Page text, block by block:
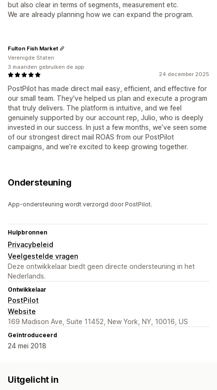
but also clear in terms of segments, measurement etc.
We are already planning how we can expand the program.
24 december 2025
PostPilot has made direct mail easy, efficient, and effective for
our small team. They've helped us plan and execute a program
that truly delivers. The platform is intuitive, and we feel
genuinely supported by our account rep, Julio, who is deeply
invested in our success. In just a few months, we’ve seen some
of our strongest direct mail ROAS from our PostPilot
campaigns, and we’re excited to keep growing together.
Fulton Fish Market
Verenigde Staten
3 maanden gebruiken de app
Ondersteuning
App-ondersteuning wordt verzorgd door PostPilot.
Hulpbronnen
Privacybeleid
Veelgestelde vragen
Deze ontwikkelaar biedt geen directe ondersteuning in het
Nederlands.
Ontwikkelaar
PostPilot
Website
169 Madison Ave, Suite 11452, New York, NY, 10016, US
Geïntroduceerd
24 mei 2018
Uitgelicht in